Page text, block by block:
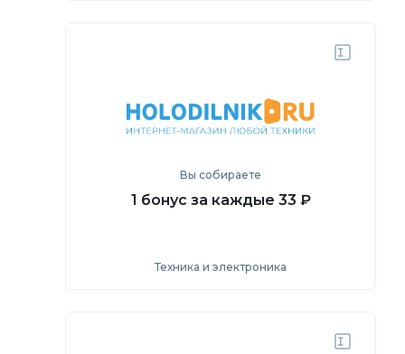
Перейти на сайт
Вы собираете
1 бонус за каждые 33 ₽
Техника и электроника